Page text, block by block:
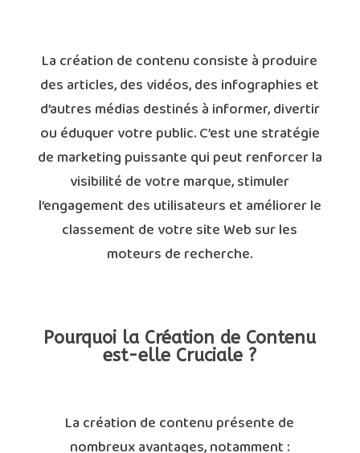
La création de contenu consiste à produire
des articles, des vidéos, des infographies et
d’autres médias destinés à informer, divertir
ou éduquer votre public. C’est une stratégie
de marketing puissante qui peut renforcer la
visibilité de votre marque, stimuler
l’engagement des utilisateurs et améliorer le
classement de votre site Web sur les
moteurs de recherche.
Pourquoi la Création de Contenu
est-elle Cruciale ?
La création de contenu présente de
nombreux avantages, notamment :